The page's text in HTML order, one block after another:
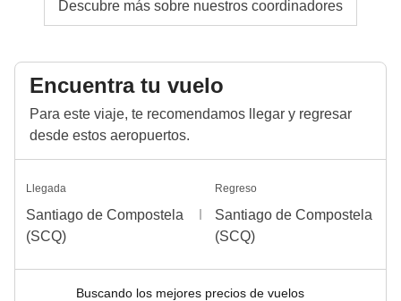
Descubre más sobre nuestros coordinadores
Encuentra tu vuelo
Para este viaje, te recomendamos llegar y regresar
desde estos aeropuertos.
Llegada
Santiago de Compostela
(SCQ)
Regreso
Santiago de Compostela
(SCQ)
Buscando los mejores precios de vuelos